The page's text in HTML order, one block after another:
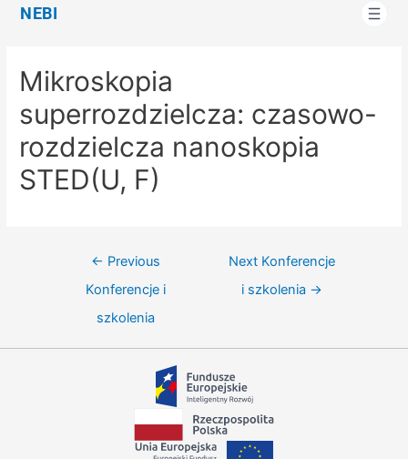
NEBI
Mikroskopia
superrozdzielcza: czasowo-
rozdzielcza nanoskopia
STED(U, F)
← Previous
Konferencje i
szkolenia
Next Konferencje
i szkolenia →